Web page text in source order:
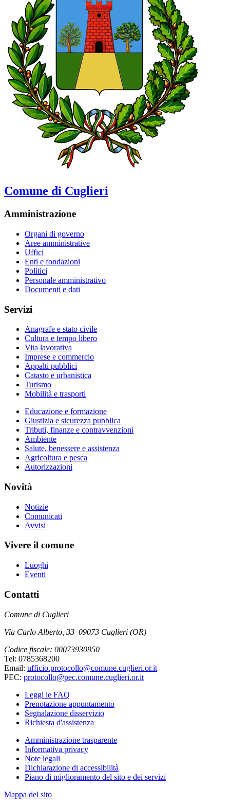
Comune di Cuglieri
Amministrazione
Organi di governo
Aree amministrative
Uffici
Enti e fondazioni
Politici
Personale amministrativo
Documenti e dati
Servizi
Anagrafe e stato civile
Cultura e tempo libero
Vita lavorativa
Imprese e commercio
Appalti pubblici
Catasto e urbanistica
Turismo
Mobilità e trasporti
Educazione e formazione
Giustizia e sicurezza pubblica
Tributi, finanze e contravvenzioni
Ambiente
Salute, benessere e assistenza
Agricoltura e pesca
Autorizzazioni
Novità
Notizie
Comunicati
Avvisi
Vivere il comune
Luoghi
Eventi
Contatti
Comune di Cuglieri
Via Carlo Alberto, 33 09073 Cuglieri (OR)
Codice fiscale: 00073930950
Tel: 0785368200
Email: ufficio.protocollo@comune.cuglieri.or.it
PEC: protocollo@pec.comune.cuglieri.or.it
Leggi le FAQ
Prenotazione appuntamento
Segnalazione disservizio
Richiesta d'assistenza
Amministrazione trasparente
Informativa privacy
Note legali
Dichiarazione di accessibilità
Piano di miglioramento del sito e dei servizi
Mappa del sito